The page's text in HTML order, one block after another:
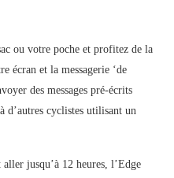
ou votre poche et profitez de la
écran et la messagerie ‘de
des messages pré-écrits
d’autres cyclistes utilisant un
jusqu’à 12 heures, l’Edge